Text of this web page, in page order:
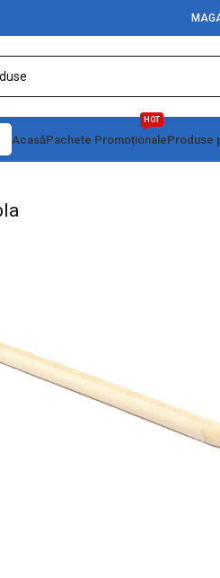
AcasăPachete Promoționale
HOT
Produse
pentru grebla